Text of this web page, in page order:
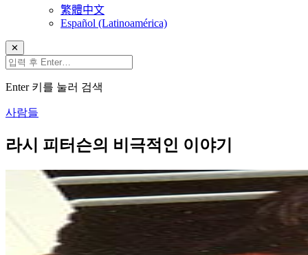
繁體中文
Español (Latinoamérica)
✕
Enter 키를 눌러 검색
사람들
라시 피터슨의 비극적인 이야기